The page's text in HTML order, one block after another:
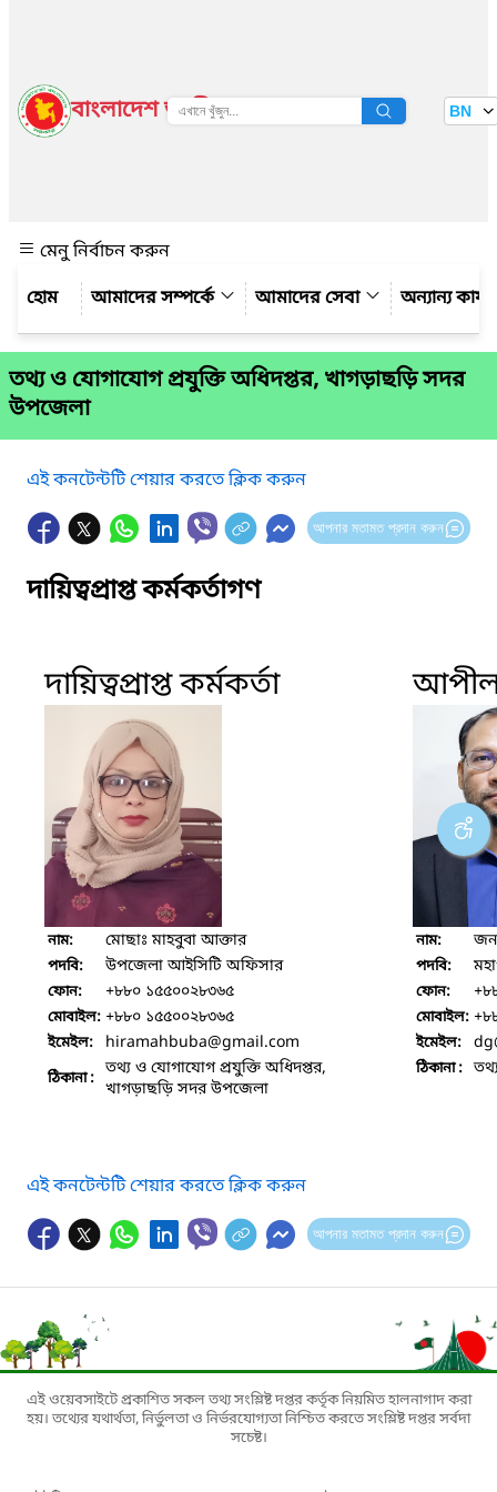
বাংলাদেশ জাতীয় তথ্য বাতায়ন BN
মেনু নির্বাচন করুন
আমাদের সম্পর্কে
আমাদের সেবা অন্যান্য
তথ্য ও যোগাযোগ প্রযুক্তি অধিদপ্তর, খাগড়াছড়ি সদর
উপজেলা
এই কনটেন্টটি শেয়ার করতে ক্লিক করুন
আপনার মতামত প্রদান করুন
দায়িত্বপ্রাপ্ত কর্মকর্তাগণ
দায়িত্বপ্রাপ্ত কর্মকর্তা
নাম: মোছাঃ মাহবুবা আক্তার
পদবি: উপজেলা আইসিটি অফিসার
ফোন: +৮৮০ ১৫৫০০২৮৩৬৫
মোবাইল: +৮৮০ ১৫৫০০২৮৩৬৫
ইমেইল: hiramahbuba@gmail.com
ঠিকানা : তথ্য ও যোগাযোগ প্রযুক্তি অধিদপ্তর,
খাগড়াছড়ি সদর উপজেলা
আপীল
নাম:
পদবি:
ফোন:
মোবাইল:
ইমেইল: dg
ঠিকানা :
এই কনটেন্টটি শেয়ার করতে ক্লিক করুন
আপনার মতামত প্রদান করুন
এই ওয়েবসাইটে প্রকাশিত সকল তথ্য সংশ্লিষ্ট দপ্তর কর্তৃক নিয়মিত হালনাগাদ করা
হয়। তথ্যের যথার্থতা, নির্ভুলতা ও নির্ভরযোগ্যতা নিশ্চিত করতে সংশ্লিষ্ট দপ্তর সর্বদা
সচেষ্ট।